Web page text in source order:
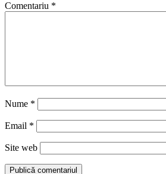
Comentariu *
Nume *
Email *
Site web